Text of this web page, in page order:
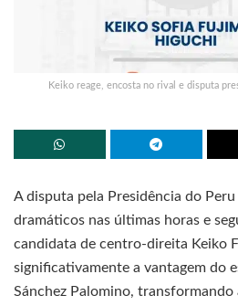
Keiko reage, encosta no rival e disputa
A disputa pela Presidência do
dramáticos nas últimas horas e
candidata de centro-direita Keiko
significativamente a vantagem do
Sánchez Palomino,